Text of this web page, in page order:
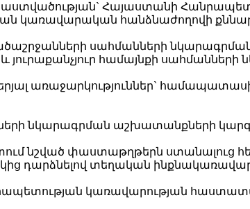
Հայաստանի
կառավարական հանձնաժողովի
սահմանների նկարագրման
յուրաքանչյուր համայնքի սահմանների
առաջարկություններ`
նկարագրման աշխատանքների
նշված փաստաթղթերն ստանալուց
դարձնելով տեղական
կառավարության